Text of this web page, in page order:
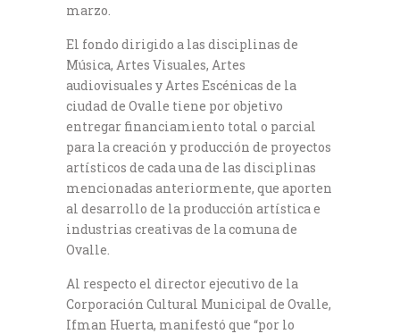
marzo.
El fondo dirigido a las disciplinas de
Música, Artes Visuales, Artes
audiovisuales y Artes Escénicas de la
ciudad de Ovalle tiene por objetivo
entregar financiamiento total o parcial
para la creación y producción de proyectos
artísticos de cada una de las disciplinas
mencionadas anteriormente, que aporten
al desarrollo de la producción artística e
industrias creativas de la comuna de
Ovalle.
Al respecto el director ejecutivo de la
Corporación Cultural Municipal de Ovalle,
Ifman Huerta, manifestó que “por lo